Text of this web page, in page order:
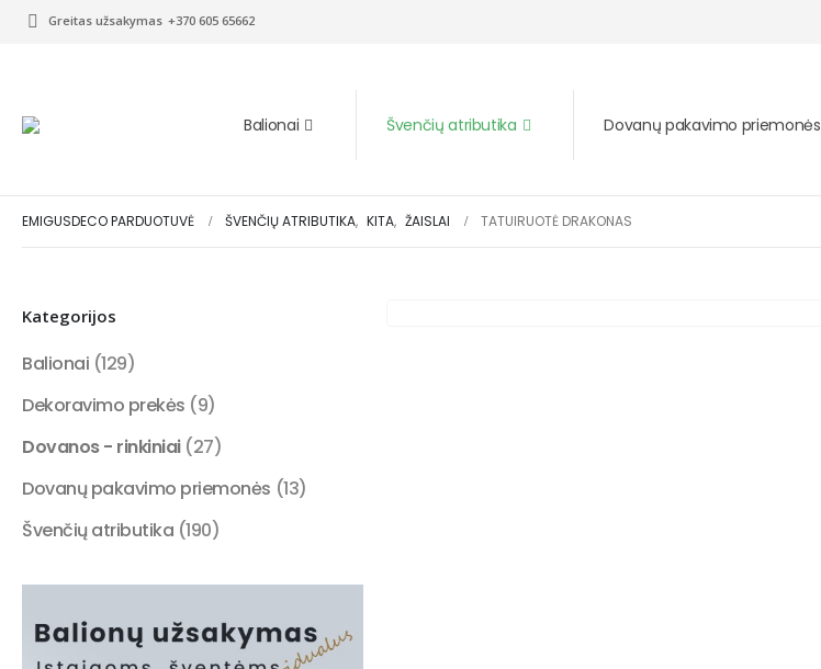
Greitas užsakymas +370 605 65662
Balionai Švenčių atributika Dovanų pakavimo priemonės
EMIGUSDECO PARDUOTUVĖ ŠVENČIŲ ATRIBUTIKA, KITA, ŽAISLAI TATUIRUOTĖ DRAKONAS
Kategorijos
Balionai (129)
Dekoravimo prekės (9)
Dovanos - rinkiniai (27)
Dovanų pakavimo priemonės (13)
Švenčių atributika (190)